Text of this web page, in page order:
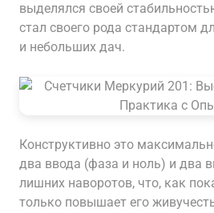
выделялся своей
стал своего рода стандартом
и небольших дач.
Конструктивно это
два ввода (фаза и ноль) и два
лишних наворотов, что, как
только повышает его